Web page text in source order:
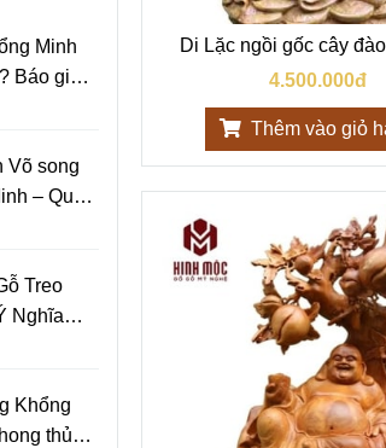
Di Lặc ngồi gốc cây
4.500.000đ
Thêm vào giỏ
Minh
Báo giá
Võ song
– Quan
cách
Treo
Nghĩa
Khổng
thủy –